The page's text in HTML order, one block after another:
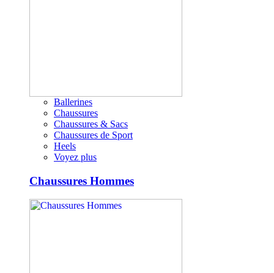
Ballerines
Chaussures
Chaussures & Sacs
Chaussures de Sport
Heels
Voyez plus
Chaussures Hommes